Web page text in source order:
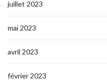
juillet 2023
mai 2023
avril 2023
février 2023